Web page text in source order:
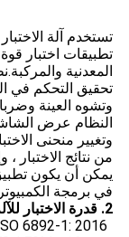
تطبيقات اختبار
المعدنية
تحقيق التحكم في
وتشوه العينة
النظام عرض
وتغيير منحنى
من نتائج الاختبار
يمكن أن يكون
في برمجة
2. قدرة الاختبار للآلة والمعيار ذي الصلة:
ISO 6892-1: 2016: المواد المعدنية - اختبار الشد كاختبار عالمي